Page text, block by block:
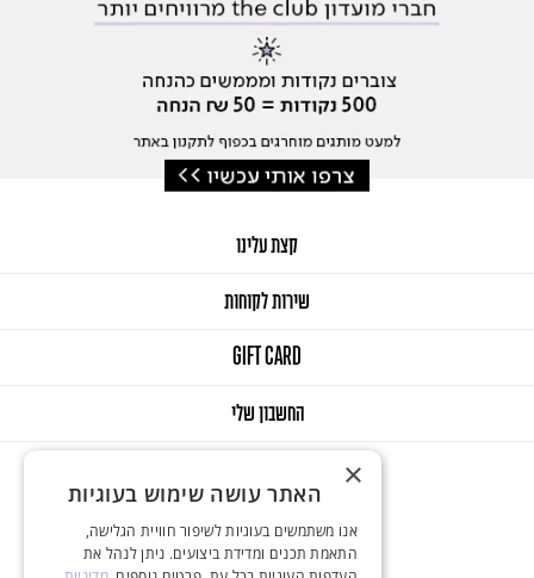
קצת עלינו
שירות לקוחות
GIFT CARD
החשבון שלי
× האתר עושה שימוש בעוגיות
אנו משתמשים בעוגיות לשיפור חוויית הגלישה,
התאמת תכנים ומדידת ביצועים. ניתן לנהל את